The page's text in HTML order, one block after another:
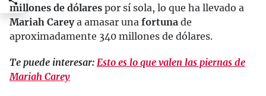
millones de dólares por sí sola, lo que ha llevado a
Mariah Careya amasar una fortuna de
aproximadamente 340 millones de dólares.
Te puede interesar: Esto es lo que valen las piernas de
Mariah Carey